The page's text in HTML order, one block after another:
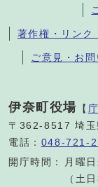
著作権・リンク
ご意見・お
伊奈町役場 【
〒362-8517 埼玉
電話： 048-721-
開庁時間：
月曜
（土